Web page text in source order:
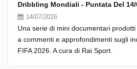
Dribbling Mondiali - Puntata Del 14/
14/07/2026
Una serie di mini documentari
a commenti e approfondimenti sugli
FIFA 2026. A cura di Rai Sport.